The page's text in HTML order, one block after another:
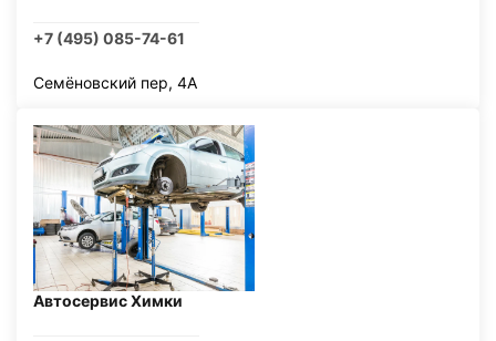
+7 (495) 085-74-61
Семёновский пер, 4А
Автосервис Химки